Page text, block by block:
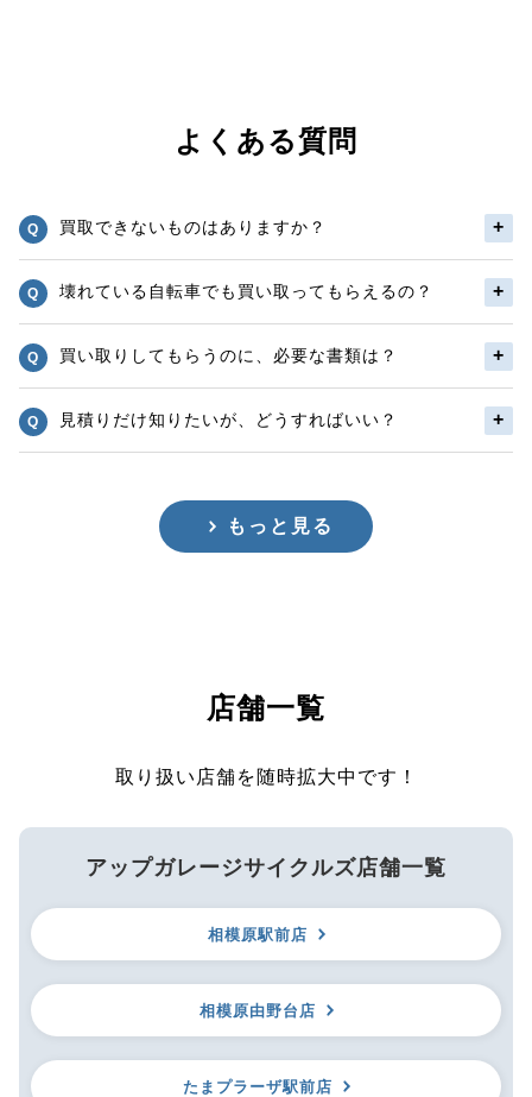
よくある質問
買取できないものはありますか？
壊れている自転車でも買い取ってもらえるの？
買い取りしてもらうのに、必要な書類は？
見積りだけ知りたいが、どうすればいい？
もっと見る
店舗一覧
取り扱い店舗を随時拡大中です！
アップガレージサイクルズ店舗一覧
相模原駅前店
相模原由野台店
たまプラーザ駅前店